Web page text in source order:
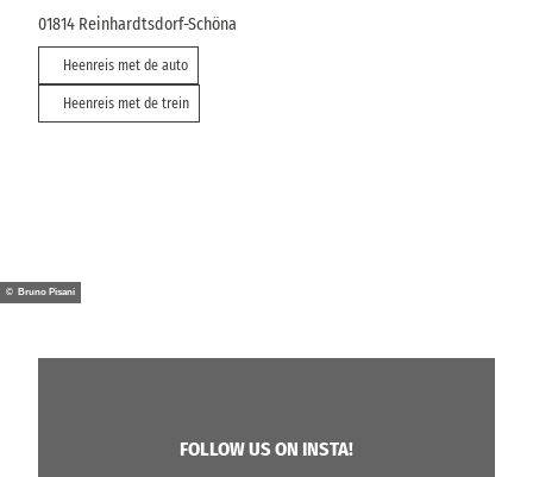
01814 Reinhardtsdorf-Schöna
Heenreis met de auto
Heenreis met de trein
© Bruno Pisani
FOLLOW US ON INSTA!